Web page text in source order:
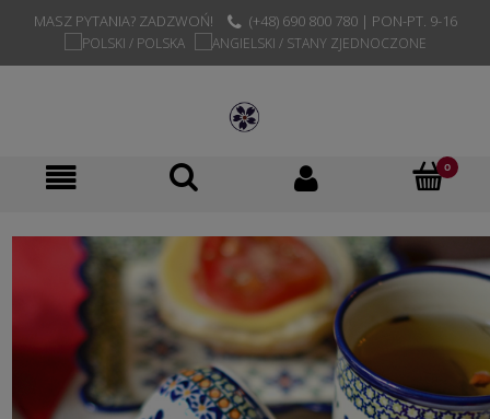
MASZ PYTANIA? ZADZWOŃ! (+48) 690 800 780 | PON-PT. 9-16